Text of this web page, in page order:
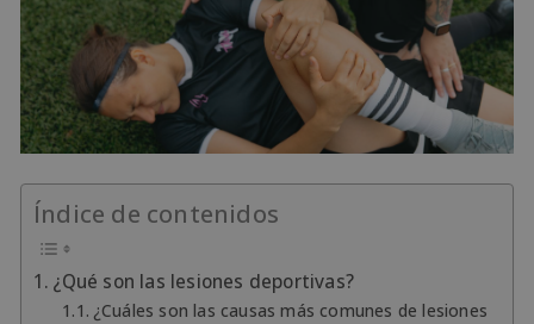
Índice de contenidos
¿Qué son las lesiones deportivas?
¿Cuáles son las causas más comunes de lesiones